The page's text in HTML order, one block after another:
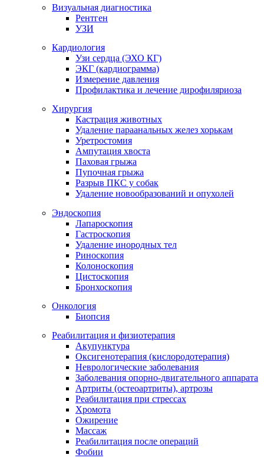
Визуальная диагностика
Рентген
УЗИ
Кардиология
Узи сердца (ЭХО КГ)
ЭКГ (кардиограмма)
Измерение давления
Профилактика и лечение дирофиляриоза
Хирургия
Кастрация животных
Удаление параанальных желез хорькам
Уретростомия
Ампутация хвоста
Паховая грыжа
Пупочная грыжа
Разрыв ПКС у собак
Удаление новообразований и опухолей
Эндоскопия
Лапароскопия
Гастроскопия
Удаление инородных тел
Риноскопия
Колоноскопия
Цистоскопия
Бронхоскопия
Онкология
Биопсия
Реабилитация и физиотерапия
Акупунктура
Оксигенотерапия (кислородотерапия)
Неврологические заболевания
Заболевания опорно-двигательного аппарата
Артриты (остеоартриты), артрозы
Реабилитация при стрессах
Хромота
Ожирение
Массаж
Реабилитация после операций
Фобии